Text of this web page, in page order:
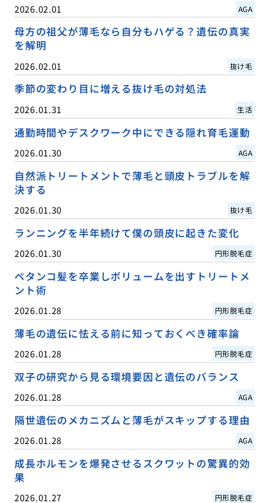
2026.02.01 AGA
母方の祖父が薄毛なら自分もハゲる？遺伝の真実
を解明
2026.02.01 抜け毛
季節の変わり目に増える抜け毛の対処法
2026.01.31 生活
通勤時間やデスクワーク中にできる隠れ育毛運動
2026.01.30 AGA
自然派トリートメントで薄毛と頭皮トラブルを解
決する
2026.01.30 抜け毛
ランニングを半年続けて僕の頭皮に起きた変化
2026.01.30 円形脱毛症
ペタンコ髪を卒業しボリュームを出すトリートメ
ント術
2026.01.28 円形脱毛症
薄毛の遺伝に怯える前に知っておくべき確率論
2026.01.28 円形脱毛症
双子の研究から見る環境要因と遺伝のバランス
2026.01.28 AGA
隔世遺伝のメカニズムと薄毛がスキップする理由
2026.01.28 AGA
成長ホルモンを爆発させるスクワットの驚異的効
果
2026.01.27 円形脱毛症